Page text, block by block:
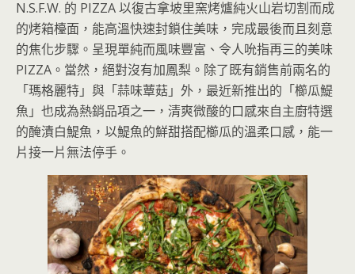
N.S.F.W. 的 PIZZA 以復古拿坡里窯烤爐純火山岩切割而成
的烤箱檯面，能高溫快速封鎖住美味，完成最後而且刻意
的焦化步驟。呈現單純而風味豐富、令人吮指再三的美味
PIZZA。當然，絕對沒有加鳳梨。除了既有銷售前兩名的
「瑪格麗特」與「蒜味蕈菇」外，最近新推出的「櫛瓜鯷
魚」也成為熱銷品項之一，清爽微酸的口感來自主廚特選
的醃漬白鯷魚，以鯷魚的鮮甜搭配櫛瓜的溫柔口感，能一
片接一片無法停手。